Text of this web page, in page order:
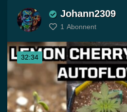
Johann2309
1 Abonnent
32:34